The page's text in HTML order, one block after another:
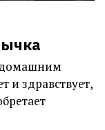
домашним
и здравствует,